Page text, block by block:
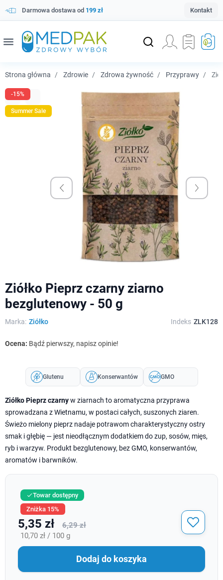
Darmowa dostawa od 199 zł Kontakt
menu
Strona główna Zdrowie Zdrowa żywność Przyprawy
-15%
Summer Sale
Ziółko Pieprz czarny ziarno
bezglutenowy - 50 g
Marka: Ziółko Indeks ZLK128
Ocena: Bądź pierwszy, napisz opinie!
Glutenu Konserwantów GMO
Ziółko Pieprz czarnyw ziarnach to aromatyczna przyprawa
sprowadzana z Wietnamu, w postaci całych, suszonych ziaren.
Świeżo mielony pieprz nadaje potrawom charakterystyczny ostry
smak i głębię — jest nieodłącznym dodatkiem do zup, sosów, mięs,
ryb i warzyw. Produkt bezglutenowy, bez GMO, konserwantów,
aromatów i barwników.
Towar dostępny
Zniżka 15%
5,35 zł
6,29 zł
10,70 zł / 100 g
Dodaj do koszyka